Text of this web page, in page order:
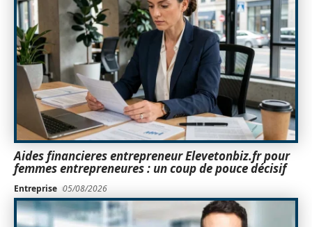
Aides financieres entrepreneur Elevetonbiz.fr pour
femmes entrepreneures : un coup de pouce décisif
Entreprise 05/08/2026